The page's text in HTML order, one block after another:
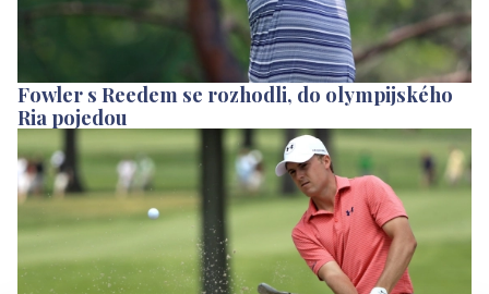
Fowler s Reedem se rozhodli, do olympijského
Ria pojedou